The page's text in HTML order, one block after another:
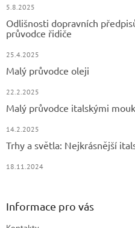
5.8.2025
Odlišnosti dopravních
průvodce řidiče
25.4.2025
Malý průvodce oleji
22.2.2025
Malý průvodce italskými
14.2.2025
Trhy a světla: Nejkrásnější
18.11.2024
Informace pro vás